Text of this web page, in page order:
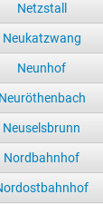
Netzstall
Neukatzwang
Neunhof
Neuröthenbach
Neuselsbrunn
Nordbahnhof